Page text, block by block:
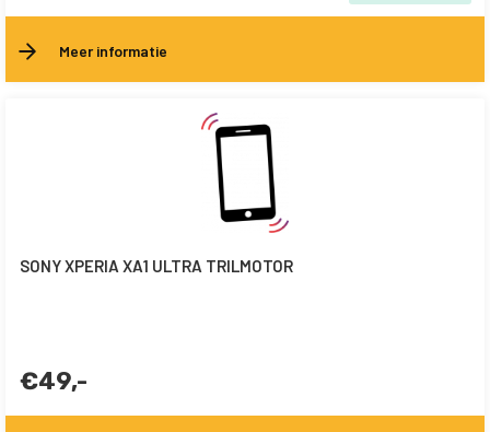
Meer informatie
SONY XPERIA XA1 ULTRA TRILMOTOR
€49,-